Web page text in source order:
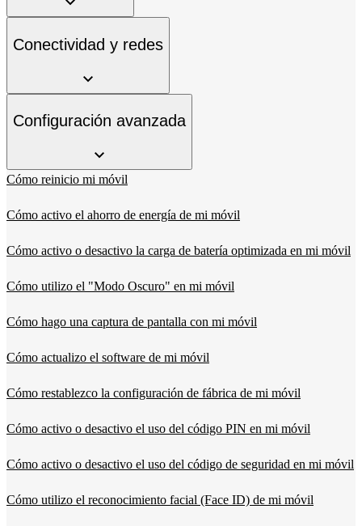
Conectividad y redes
Configuración avanzada
Cómo reinicio mi móvil
Cómo activo el ahorro de energía de mi móvil
Cómo activo o desactivo la carga de batería optimizada en mi móvil
Cómo utilizo el "Modo Oscuro" en mi móvil
Cómo hago una captura de pantalla con mi móvil
Cómo actualizo el software de mi móvil
Cómo restablezco la configuración de fábrica de mi móvil
Cómo activo o desactivo el uso del código PIN en mi móvil
Cómo activo o desactivo el uso del código de seguridad en mi móvil
Cómo utilizo el reconocimiento facial (Face ID) de mi móvil